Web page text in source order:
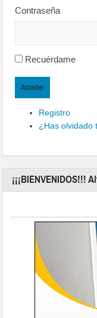
Contraseña
Recuérdame
Acceder
Registro
¿Has olvidado
¡¡¡BIENVENIDOS!!!